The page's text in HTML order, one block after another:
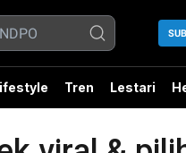
Tren Lestari